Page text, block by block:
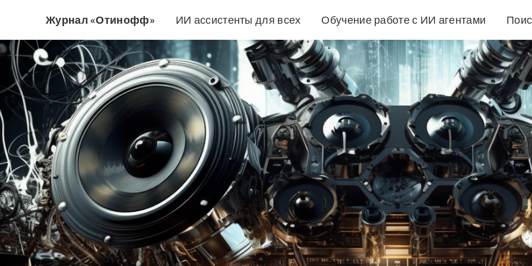
Журнал «Отинофф» ИИ ассистенты для всех Обучение работе с ИИ агентами